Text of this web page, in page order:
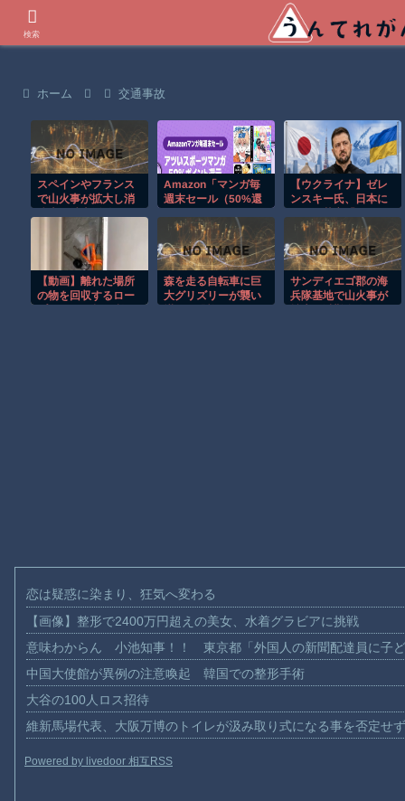
ホーム 交通事故
スペインやフランス
で山火事が拡大し消
Amazon「マンガ毎
週末セール（50%還
ツマンガ祭り最終日
到来！！！
【ウクライナ】ゼレ
ンスキー氏、日本に
期待していたが、今
のところ成果はそれ
ほど大きく
【動画】離れた場所
の物を回収するロー
森を走る自転車に巨
大グリズリーが襲い
サンディエゴ郡の海
兵隊基地で山火事が
恋は疑惑に染まり、狂気へ変わる
【画像】整形で2400万円超えの美女、水着グラビアに挑戦
意味わからん 小池知事！！ 東京都「外国人の新聞配達員に子
中国大使館が異例の注意喚起 韓国での整形手術
大谷の100人ロス招待
維新馬場代表、大阪万博のトイレが汲み取り式になる事を否定せ
Powered by livedoor 相互RSS
検索